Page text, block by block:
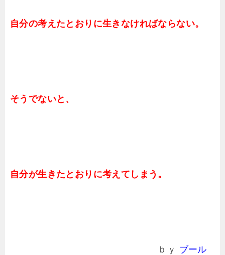
自分の考えたとおりに生きなければならない。
そうでないと、
自分が生きたとおりに考えてしまう。
ｂｙ ブール